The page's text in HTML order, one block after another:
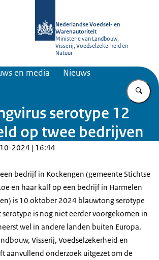
Nederlandse Voedsel- en
Warenautoriteit
Ministerie van Landbouw,
Visserij, Voedselzekerheid en
Natuur
en media Nieuws
serotype 12
op twee bedrijven
2024 | 16:44
bedrijf in Kockengen (gemeente Stichtse
en haar kalf op een bedrijf in Harmelen
is 10 oktober 2024 blauwtong serotype
serotype is nog niet eerder voorgekomen in
wel in andere landen buiten Europa.
Visserij, Voedselzekerheid en
aanvullend onderzoek uitgezet om de